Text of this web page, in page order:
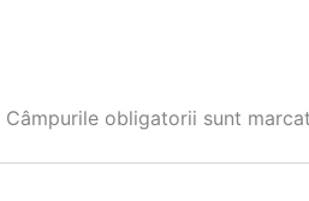
Câmpurile obligatorii sunt